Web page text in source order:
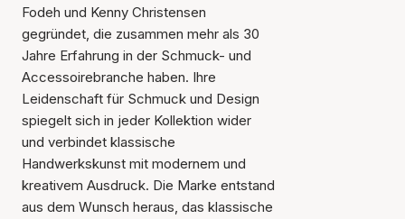
Fodeh und Kenny Christensen
gegründet, die zusammen mehr als 30
Jahre Erfahrung in der Schmuck- und
Accessoirebranche haben. Ihre
Leidenschaft für Schmuck und Design
spiegelt sich in jeder Kollektion wider
und verbindet klassische
Handwerkskunst mit modernem und
kreativem Ausdruck. Die Marke entstand
aus dem Wunsch heraus, das klassische